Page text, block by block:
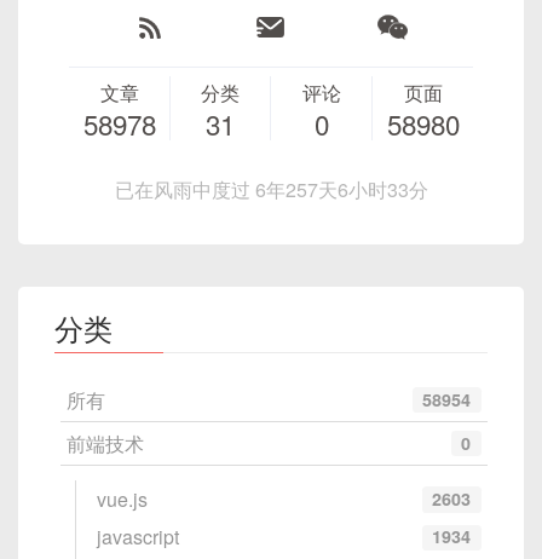
文章
58978
分类
31
评论
0
页面
58980
已在风雨中度过 6年257天6小时33分
分类
所有 58954
前端技术 0
vue.js 2603
javascript 1934